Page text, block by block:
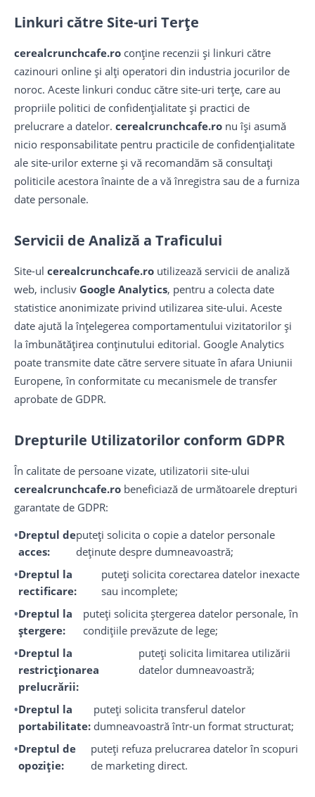
Linkuri către Site-uri Terțe
cerealcrunchcafe.ro conține recenzii și linkuri către
cazinouri online și alți operatori din industria jocurilor de
noroc. Aceste linkuri conduc către site-uri terțe, care au
propriile politici de confidențialitate și practici de
prelucrare a datelor. cerealcrunchcafe.ro nu își asumă
nicio responsabilitate pentru practicile de confidențialitate
ale site-urilor externe și vă recomandăm să consultați
politicile acestora înainte de a vă înregistra sau de a furniza
date personale.
Servicii de Analiză a Traficului
Site-ul cerealcrunchcafe.ro utilizează servicii de analiză
web, inclusiv Google Analytics, pentru a colecta date
statistice anonimizate privind utilizarea site-ului. Aceste
date ajută la înțelegerea comportamentului vizitatorilor și
la îmbunătățirea conținutului editorial. Google Analytics
poate transmite date către servere situate în afara Uniunii
Europene, în conformitate cu mecanismele de transfer
aprobate de GDPR.
Drepturile Utilizatorilor conform GDPR
În calitate de persoane vizate, utilizatorii site-ului
cerealcrunchcafe.ro beneficiază de următoarele drepturi
garantate de GDPR:
Dreptul de
acces:
puteți solicita o copie a datelor personale
deținute despre dumneavoastră;
Dreptul la
rectificare:
puteți solicita corectarea datelor inexacte
sau incomplete;
Dreptul la
ștergere:
puteți solicita ștergerea datelor personale, în
condițiile prevăzute de lege;
Dreptul la
restricționarea
prelucrării:
puteți solicita limitarea utilizării
datelor dumneavoastră;
Dreptul la
portabilitate:
puteți solicita transferul datelor
dumneavoastră într-un format structurat;
Dreptul de
opoziție:
puteți refuza prelucrarea datelor în scopuri
de marketing direct.